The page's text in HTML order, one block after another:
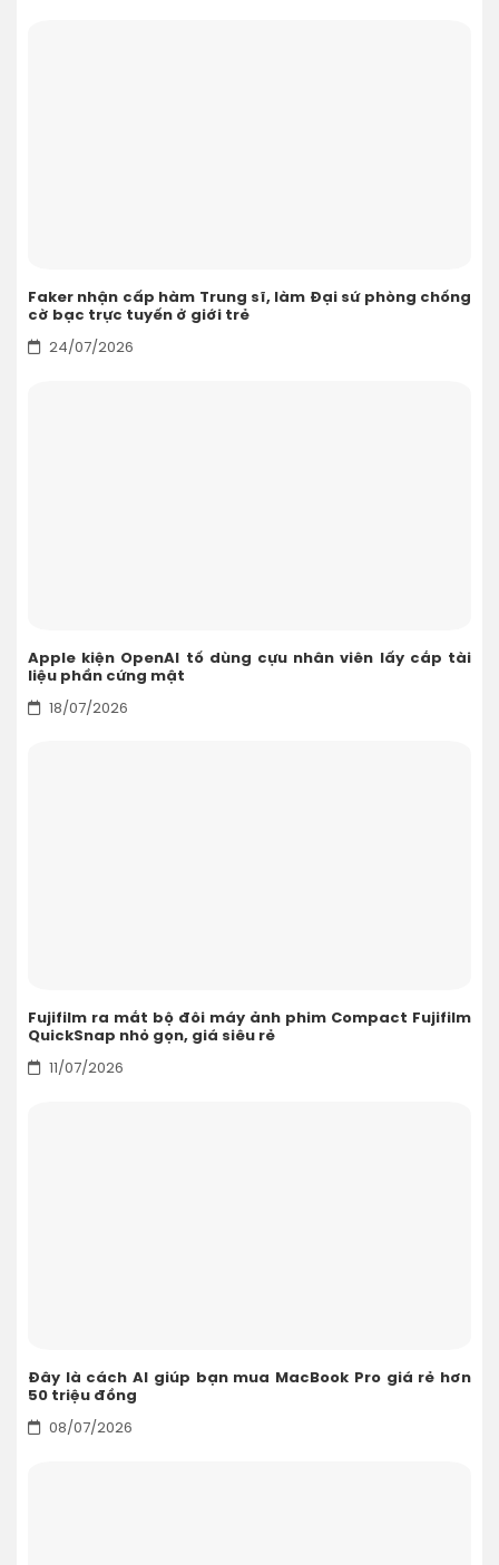
Faker nhận cấp hàm Trung sĩ, làm Đại sứ phòng chống
cờ bạc trực tuyến ở giới trẻ
24/07/2026
Apple kiện OpenAI tố dùng cựu nhân viên lấy cắp tài
liệu phần cứng mật
18/07/2026
Fujifilm ra mắt bộ đôi máy ảnh phim Compact Fujifilm
QuickSnap nhỏ gọn, giá siêu rẻ
11/07/2026
Đây là cách AI giúp bạn mua MacBook Pro giá rẻ hơn
50 triệu đồng
08/07/2026